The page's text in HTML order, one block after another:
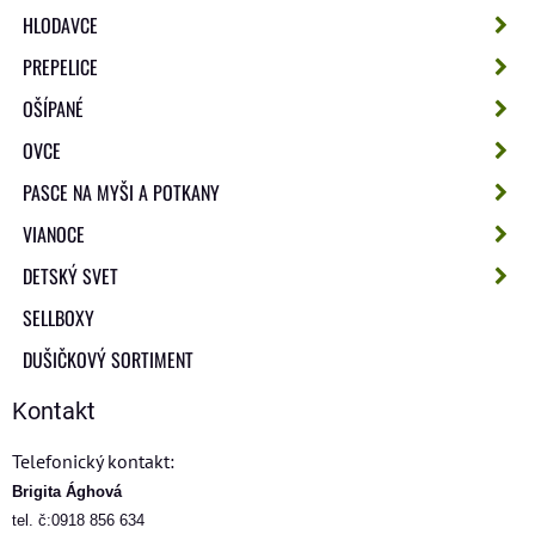
HLODAVCE
PREPELICE
OŠÍPANÉ
OVCE
PASCE NA MYŠI A POTKANY
VIANOCE
DETSKÝ SVET
SELLBOXY
DUŠIČKOVÝ SORTIMENT
Kontakt
Telefonický kontakt:
Brigita Ághová
tel. č:0918 856 634